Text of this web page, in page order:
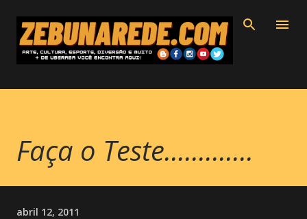
Pular para o conteúdo principal
Faça o Teste.............
abril 12, 2011